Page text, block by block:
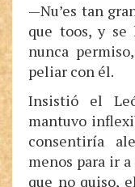
—Nu’es tan
que toos, y se
nunca
peliar con él.
Insistió el
mantuvo
consentiría
menos para ir
que no quiso,